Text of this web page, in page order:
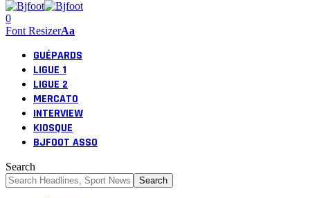
0
Font ResizerAa
GUÉPARDS
LIGUE 1
LIGUE 2
MERCATO
INTERVIEW
KIOSQUE
BJFOOT ASSO
Search